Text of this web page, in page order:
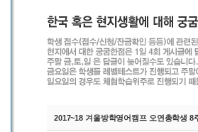
2017~18 겨울방학영어캠프 오연총학생 8